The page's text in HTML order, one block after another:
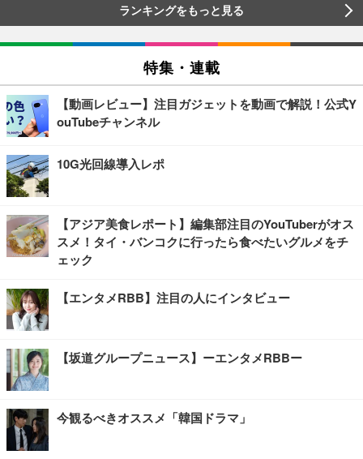
ランキングをもっと見る
特集・連載
【動画レビュー】注目ガジェットを動画で解説！公式Y
ouTubeチャンネル
10G光回線導入レポ
【アジア美食レポート】編集部注目のYouTuberがオス
スメ！タイ・バンコクに行ったら食べたいグルメをチ
ェック
【エンタメRBB】注目の人にインタビュー
【坂道グループニュース】ーエンタメRBBー
今観るべきオススメ「韓国ドラマ」